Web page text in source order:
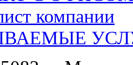
компании